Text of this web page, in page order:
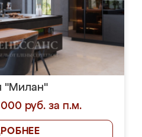
"Милан"
руб. за п.м.